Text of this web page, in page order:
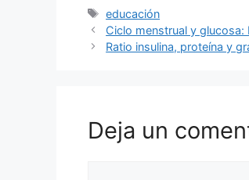
Etiquetas
educación
Ciclo menstrual y
Ratio insulina, proteína y
Deja un